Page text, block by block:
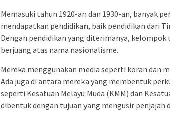
Memasuki tahun 1920-an dan 1930-an, banyak
mendapatkan pendidikan, baik pendidikan dari
Dengan pendidikan yang diterimanya,
berjuang atas nama nasionalisme.
Mereka menggunakan media seperti koran dan
Ada juga di antara mereka yang membentuk
seperti Kesatuan Melayu Muda (KMM) dan
dibentuk dengan tujuan yang mengusir